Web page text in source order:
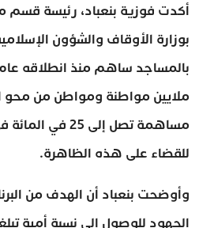
أكدت فوزية بنعباد، رئيسة قسم
بوزارة الأوقاف والشؤون
ملايين مواطنة ومواطن من محو
مساهمة تصل إلى
للقضاء على هذه الظاهرة.
وأوضحت بنعباد أن الهدف من